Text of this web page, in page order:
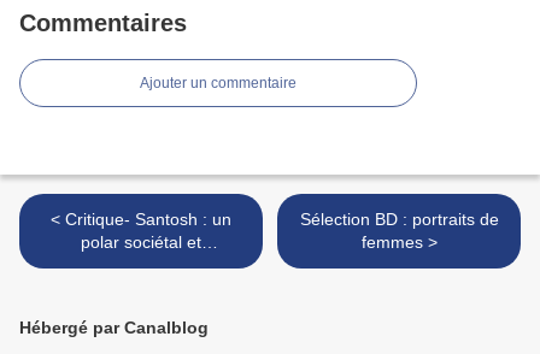
Commentaires
Ajouter un commentaire
< Critique- Santosh : un
polar sociétal et
terriblement humain
Sélection BD : portraits de
femmes >
Hébergé par Canalblog